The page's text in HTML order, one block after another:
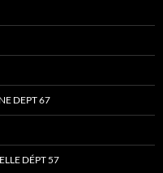
DEPT 67
DÉPT 57